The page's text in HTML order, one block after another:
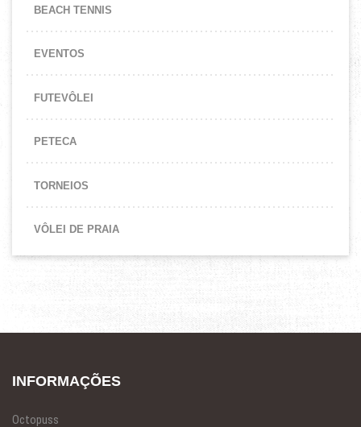
BEACH TENNIS
EVENTOS
FUTEVÔLEI
PETECA
TORNEIOS
VÔLEI DE PRAIA
INFORMAÇÕES
Octopuss